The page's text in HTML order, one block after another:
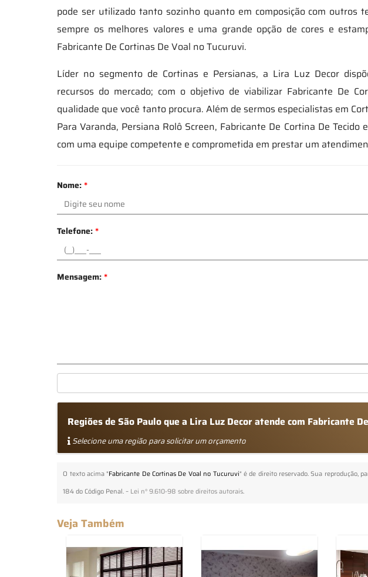
pode ser utilizado tanto sozinho quanto em composição com outros
sempre os melhores valores e uma grande opção de cores e
Fabricante De Cortinas De Voal no Tucuruvi.
Líder no segmento de Cortinas e Persianas, a Lira Luz Decor
recursos do mercado; com o objetivo de viabilizar Fabricante De
qualidade que você tanto procura. Além de sermos especialistas em
Para Varanda, Persiana Rolô Screen, Fabricante De Cortina De Tecido
com uma equipe competente e comprometida em prestar um
Nome:*
Telefone:*
Mensagem:*
Regiões de São Paulo que a Lira Luz Decor atende com Fabricante
Selecione uma região para solicitar um orçamento
O texto acima "Fabricante De Cortinas De Voal no Tucuruvi" é de direito reservado. Sua reprodução,
184 do Código Penal. – Lei n° 9.610-98 sobre direitos autorais.
Veja Também